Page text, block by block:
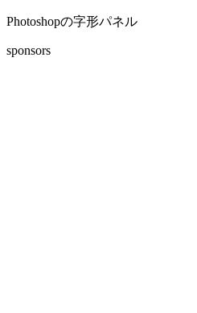
Photoshopの字形パネル
sponsors